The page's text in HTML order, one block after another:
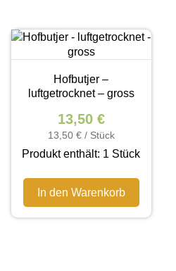
Hofbutjer –
luftgetrocknet – gross
13,50 €
13,50 €/ Stück
Produkt enthält: 1 Stück
In den Warenkorb